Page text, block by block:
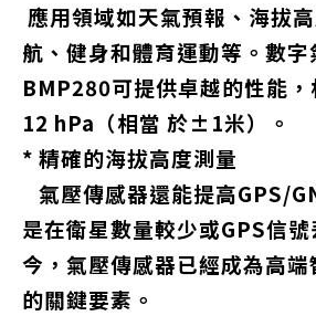
應用領域如天氣預報、海拔
航、健身和體育運動等。數字
BMP280可提供卓越的性能
12 hPa（相當 於±1米）。
* 精確的海拔高度測量
氣壓傳感器還能提高GPS/
是在衛星數量較少或GPS信
今，氣壓傳感器已經成為高
的關鍵要素。